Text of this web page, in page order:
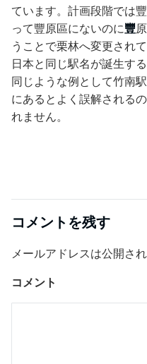
ています。計画段階では
って豐原區にないのに豐
うことで栗林へ変更され
日本と同じ駅名が誕生す
同じような例として竹南
にあるとよく誤解される
れません。
コメントを残す
メールアドレスは公開さ
コメント